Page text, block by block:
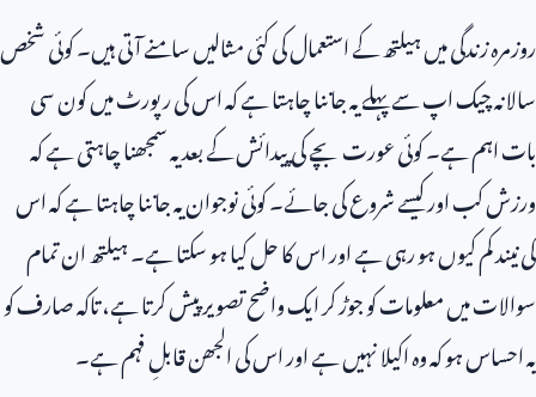
روزمرہ زندگی میں ہیلتھ کے استعمال کی کئی مثالیں سامنے آتی ہیں۔ کوئی شخص
سالانہ چیک اپ سے پہلے یہ جاننا چاہتا ہے کہ اس کی رپورٹ میں کون سی
بات اہم ہے۔ کوئی عورت بچے کی پیدائش کے بعد یہ سمجھنا چاہتی ہے کہ
ورزش کب اور کیسے شروع کی جائے۔ کوئی نوجوان یہ جاننا چاہتا ہے کہ اس
کی نیند کم کیوں ہو رہی ہے اور اس کا حل کیا ہو سکتا ہے۔ ہیلتھ ان تمام
سوالات میں معلومات کو جوڑ کر ایک واضح تصویر پیش کرتا ہے، تاکہ صارف کو
یہ احساس ہو کہ وہ اکیلا نہیں ہے اور اس کی الجھن قابلِ فہم ہے۔